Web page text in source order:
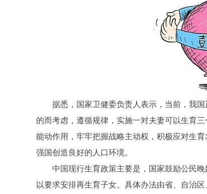
据悉，国家卫健委负责人表示，当前，我
的而考虑，遵循规律，实施一对夫妻可以生育
能动作用，牢牢把握战略主动权，积极应对生
强国创造良好的人口环境。
中国现行生育政策主要是，国家鼓励公民
以要求安排再生育子女。具体办法由省、自治